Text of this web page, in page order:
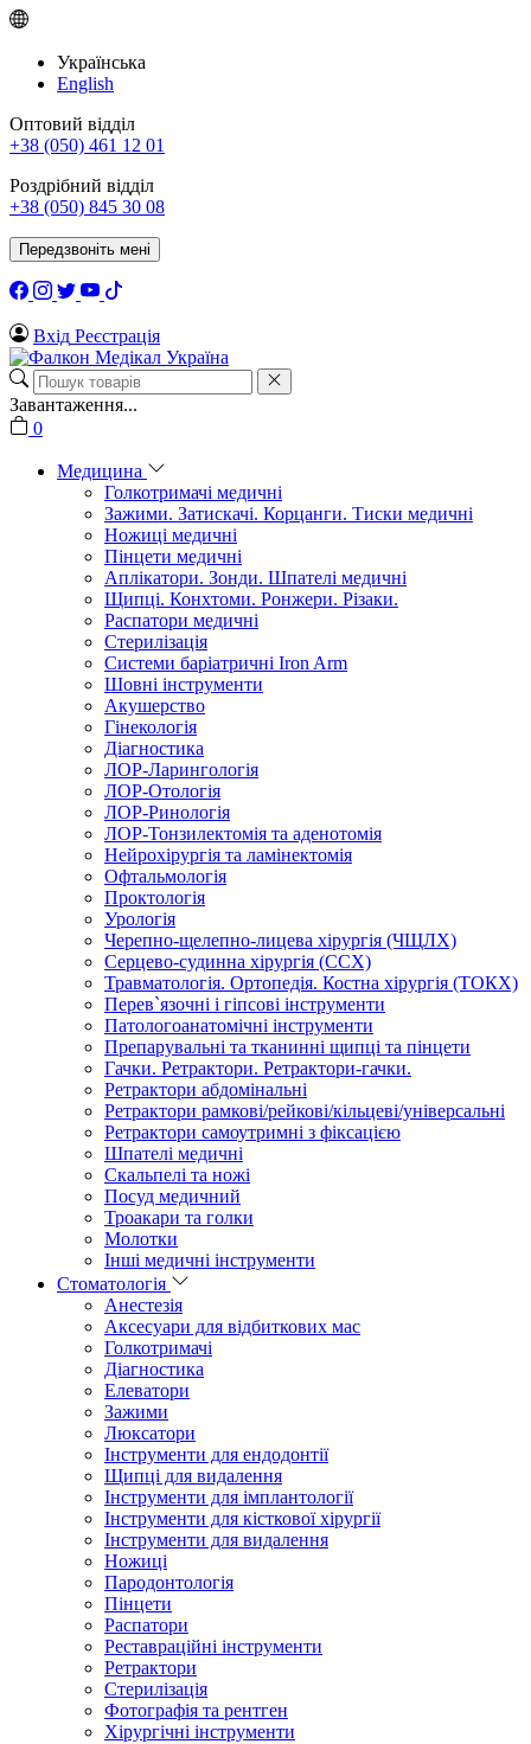
Українська
English
Оптовий відділ
+38 (050) 461 12 01
Роздрібний відділ
+38 (050) 845 30 08
Передзвоніть мені
Вхід Реєстрація
Завантаження...
0
Медицина
Голкотримачі медичні
Зажими. Затискачі. Корцанги. Тиски медичні
Ножиці медичні
Пінцети медичні
Аплікатори. Зонди. Шпателі медичні
Щипці. Конхтоми. Ронжери. Різаки.
Распатори медичні
Стерилізація
Системи баріатричні Iron Arm
Шовні інструменти
Акушерство
Гінекологія
Діагностика
ЛОР-Ларингологія
ЛОР-Отологія
ЛОР-Ринологія
ЛОР-Тонзилектомія та аденотомія
Нейрохірургія та ламінектомія
Офтальмологія
Проктологія
Урологія
Черепно-щелепно-лицева хірургія (ЧЩЛХ)
Серцево-судинна хірургія (ССХ)
Травматологія. Ортопедія. Костна хірургія (ТОКХ)
Перев`язочні і гіпсові інструменти
Патологоанатомічні інструменти
Препарувальні та тканинні щипці та пінцети
Гачки. Ретрактори. Ретрактори-гачки.
Ретрактори абдомінальні
Ретрактори рамкові/рейкові/кільцеві/універсальні
Ретрактори самоутримні з фіксацією
Шпателі медичні
Скальпелі та ножі
Посуд медичний
Троакари та голки
Молотки
Інші медичні інструменти
Стоматологія
Анестезія
Аксесуари для відбиткових мас
Голкотримачі
Діагностика
Елеватори
Зажими
Люксатори
Інструменти для ендодонтії
Щипці для видалення
Інструменти для імплантології
Інструменти для кісткової хірургії
Інструменти для видалення
Ножиці
Пародонтологія
Пінцети
Распатори
Реставраційні інструменти
Ретрактори
Стерилізація
Фотографія та рентген
Хірургічні інструменти